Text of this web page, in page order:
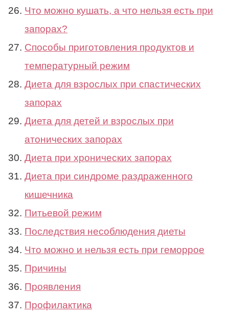
Что можно кушать, а что нельзя есть при
запорах?
Способы приготовления продуктов и
температурный режим
Диета для взрослых при спастических
запорах
Диета для детей и взрослых при
атонических запорах
Диета при хронических запорах
Диета при синдроме раздраженного
кишечника
Питьевой режим
Последствия несоблюдения диеты
Что можно и нельзя есть при геморрое
Причины
Проявления
Профилактика